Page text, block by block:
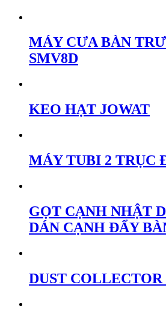
MÁY CƯA BÀN
SMV8D
KEO HẠT JOWAT
MÁY TUBI 2 TRỤC
GỌT CẠNH NHẬT
DÁN CẠNH ĐẨY
DUST COLLECTOR